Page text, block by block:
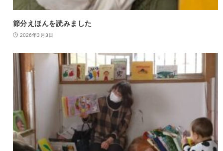
節分えほんを読みました
2026年3月3日